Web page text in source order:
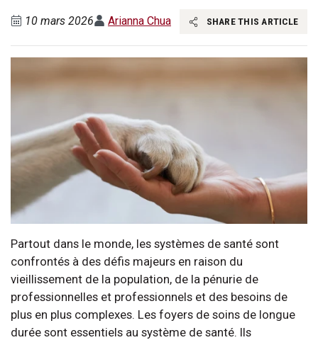
10 mars 2026 Arianna Chua SHARE THIS ARTICLE
Partout dans le monde, les systèmes de santé sont
confrontés à des défis majeurs en raison du
vieillissement de la population, de la pénurie de
professionnelles et professionnels et des besoins de
plus en plus complexes. Les foyers de soins de longue
durée sont essentiels au système de santé. Ils